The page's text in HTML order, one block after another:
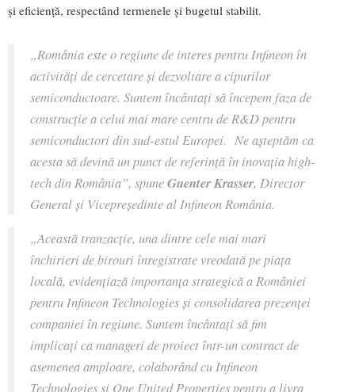
și eficiență, respectând termenele și bugetul stabilit.
„România este o regiune de interes pentru Infineon în
activități de cercetare și dezvoltare a cipurilor
semiconductoare. Suntem încântați să începem faza de
construcție a celui mai mare centru de R&D pentru
semiconductori din sud-estul Europei. Ne așteptăm ca
acesta să devină un punct de referință în inovația high-
tech din România”, spuneGuenter Krasser, Director
General și Vicepreședinte al Infineon România.
„Această tranzacție, una dintre cele mai mari
închirieri de birouri înregistrate vreodată pe piața
locală, evidențiază importanța strategică a României
pentru Infineon Technologies și consolidarea prezenței
companiei în regiune. Suntem încântați să fim
implicați ca manageri de proiect într-un contract de
asemenea amploare, colaborând cu Infineon
Technologies și One United Properties pentru a livra